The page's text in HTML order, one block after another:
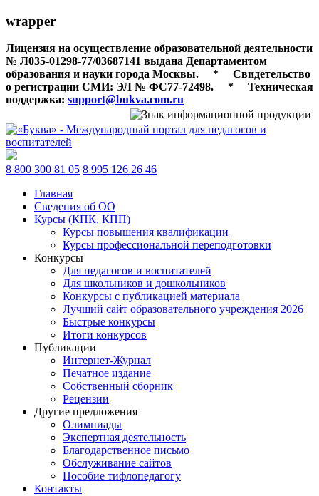
wrapper
Лицензия на осуществление образовательной деятельности
№ Л035-01298-77/03687141 выдана Департаментом
образования и науки города Москвы.
*
Свидетельство
о регистрации СМИ: ЭЛ № ФС77-72498.
*
Техническая
поддержка: support@bukva.com.ru
8 800 300 81 05 8 995 126 26 46
Главная
Сведения об ОО
Курсы (КПК, КПП)
Курсы повышения квалификации
Курсы профессиональной переподготовки
Конкурсы
Для педагогов и воспитателей
Для школьников и дошкольников
Конкурсы с публикацией материала
Лучший сайт образовательного учреждения 2026
Быстрые конкурсы
Итоги конкурсов
Публикации
Интернет-Журнал
Печатное издание
Собственный сборник
Рецензии
Другие предложения
Олимпиады
Экспертная деятельность
Благодарственное письмо
Обслуживание сайтов
Пособие тифлопедагогу
Контакты